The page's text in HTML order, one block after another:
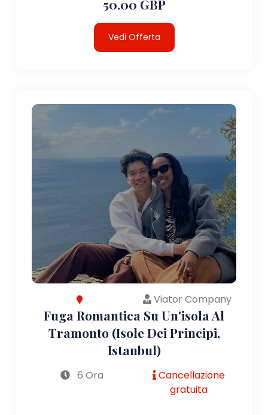
50.00 GBP
Vedi Offerta
Viator Company
Fuga Romantica Su Un'isola Al
Tramonto (Isole Dei Principi,
Istanbul)
6 Ora
Cancellazione
gratuita